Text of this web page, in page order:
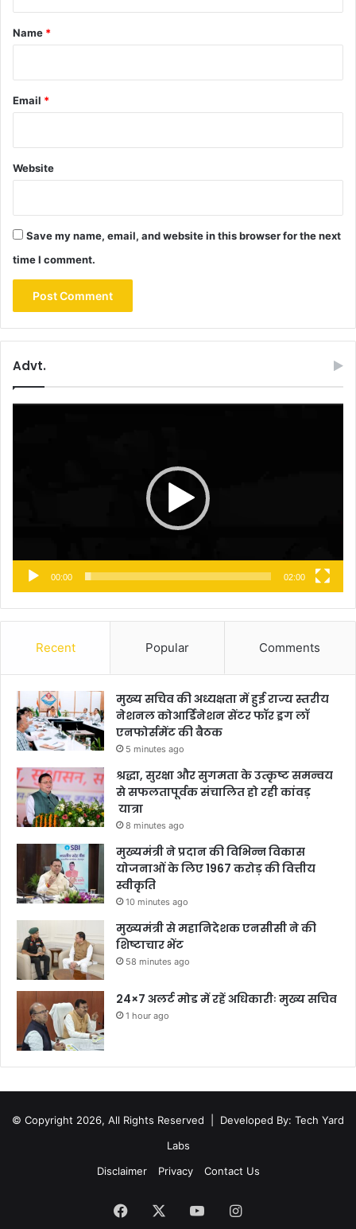
*
Name *
Email *
Website
Save my name, email, and website in this browser for the next
time I comment.
Advt.
00:00 02:00
Recent Popular Comments
मुख्य सचिव की अध्यक्षता में हुई राज्य स्तरीय
नेशनल कोआर्डिनेशन सेंटर फॉर ड्रग लॉ
एनफोर्समेंट की बैठक
5 minutes ago
श्रद्धा, सुरक्षा और सुगमता के उत्कृष्ट समन्वय
से सफलतापूर्वक संचालित हो रही कांवड़
यात्रा
8 minutes ago
मुख्यमंत्री ने प्रदान की विभिन्न विकास
योजनाओं के लिए 1967 करोड़ की वित्तीय
स्वीकृति
10 minutes ago
मुख्यमंत्री से महानिदेशक एनसीसी ने की
शिष्टाचार भेंट
58 minutes ago
24×7 अलर्ट मोड में रहें अधिकारीः मुख्य सचिव
1 hour ago
© Copyright 2026, All Rights Reserved | Developed By: Tech Yard
Labs
Disclaimer
Privacy Contact Us
Facebook YouTubeInstagram